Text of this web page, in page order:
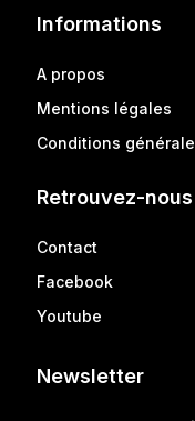
Informations
A propos
Mentions légales
Conditions
Retrouvez-nous
Contact
Facebook
Youtube
Newsletter